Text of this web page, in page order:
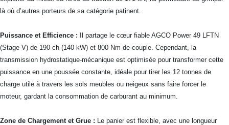
là où d’autres porteurs de sa catégorie patinent.
Puissance et Efficience :
Il partage le cœur fiable AGCO Power 49 LFTN
(Stage V) de 190 ch (140 kW) et 800 Nm de couple. Cependant, la
transmission hydrostatique-mécanique est optimisée pour transformer cette
puissance en une poussée constante, idéale pour tirer les 12 tonnes de
charge utile à travers les sols meubles ou neigeux sans faire forcer le
moteur, gardant la consommation de carburant au minimum.
Zone de Chargement et Grue : Le panier est flexible, avec une longueur